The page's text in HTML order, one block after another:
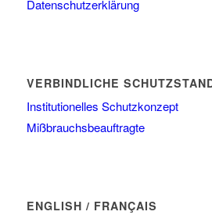
Datenschutzerklärung
VERBINDLICHE
Institutionelles Schutzkonzept
Mißbrauchsbeauftragte
ENGLISH / FRANÇAIS